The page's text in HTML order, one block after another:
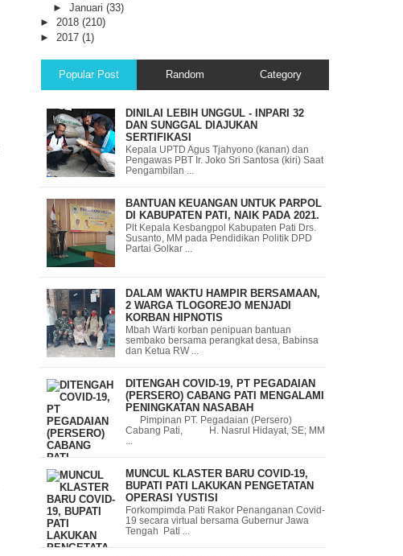
► Januari (33)
► 2018 (210)
► 2017 (1)
Popular Post Random Category
DINILAI LEBIH UNGGUL - INPARI 32
DAN SUNGGAL DIAJUKAN
SERTIFIKASI
Kepala UPTD Agus Tjahyono (kanan) dan
Pengawas PBT Ir. Joko Sri Santosa (kiri) Saat
Pengambilan ...
BANTUAN KEUANGAN UNTUK PARPOL
DI KABUPATEN PATI, NAIK PADA 2021.
Plt Kepala Kesbangpol Kabupaten Pati Drs.
Susanto, MM pada Pendidikan Politik DPD
Partai Golkar ...
DALAM WAKTU HAMPIR BERSAMAAN,
2 WARGA TLOGOREJO MENJADI
KORBAN HIPNOTIS
Mbah Warti korban penipuan bantuan
sembako bersama perangkat desa, Babinsa
dan Ketua RW ...
DITENGAH COVID-19, PT PEGADAIAN
(PERSERO) CABANG PATI MENGALAMI
PENINGKATAN NASABAH
Pimpinan PT. Pegadaian (Persero)
Cabang Pati, H. Nasrul Hidayat, SE; MM
MUNCUL KLASTER BARU COVID-19,
BUPATI PATI LAKUKAN PENGETATAN
OPERASI YUSTISI
Forkompimda Pati Rakor Penanganan Covid-
19 secara virtual bersama Gubernur Jawa
Tengah Pati ...